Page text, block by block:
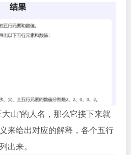
山”的人名，那么它接下来就
来给出对应的解释，各个五行
出来。